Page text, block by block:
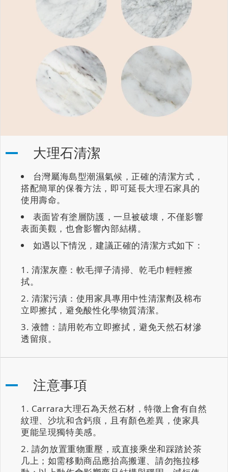
大理石清潔
台灣屬海島型潮濕氣候，正確的清潔方式，
搭配簡單的保養方法，即可延長大理石家具的
使用壽命。
表面皆有塗層防護，一旦被破壞，不僅影響
表面美觀，也會影響內部結構。
如遇以下情況，建議正確的清潔方式如下：
清潔灰塵：軟毛撣子清掃、乾毛巾輕輕擦
拭。
清潔污漬：使用家具專用中性清潔劑及棉布
立即擦拭，避免酸性化學物質清潔。
液體：請用乾布立即擦拭，避免天然石材滲
透留痕。
注意事項
Carrara大理石為天然石材，特徵上會有自然
紋理、沙坑和含鈣痕，且有顏色差異，使家具
更能呈現獨特美感。
請勿放置重物重壓，或直接乘坐和踩踏於茶
几上；如需移動商品應抬高搬運、請勿拖拉移